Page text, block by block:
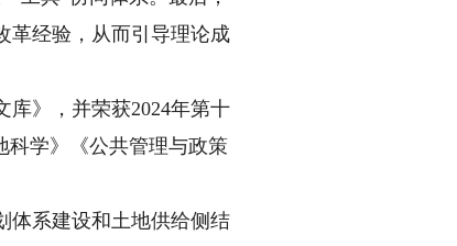
革经验，从而引导理论成
》，并荣获2024年第十
科学》《公共管理与政策
系建设和土地供给侧结